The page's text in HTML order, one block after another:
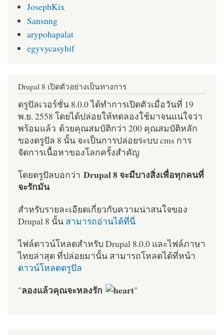
JosephKix
Sansnng
arypohapalat
egyvycasyhif
Drupal 8 เปิดตัวอย่างเป็นทางการ
ดรูปัลเวอร์ชั่น 8.0.0 ได้ทำการเปิดตัวเมื่อวันที่ 19
พ.ย. 2558 โดยได้ปล่อยให้ทดลองใช้มาจนแน่ใจว่า
พร้อมแล้ว ด้วยคุณสมบัติกว่า 200 คุณสมบัติหลัก
ของดรูปัล 8 นั้น จะเป็นการปล่อยระบบ cms การ
จัดการเนื้อหาของโลกครั้งสำคัญ
โดยดรูปัลบอกว่า Drupal 8 จะมีบางสิ่งเพื่อทุกคนที่
จะรักมัน
สำหรับรายละเอียดเกี่ยวกับความน่าสนใจของ
Drupal 8 นั้น สามารถอ่านได้ที่นี่
ไฟล์ดาวน์โหลดสำหรับ Drupal 8.0.0 และไฟล์ภาษา
ไทยล่าสุด ที่ปล่อยมานั้น สามารถโหลดได้ที่หน้า
ดาวน์โหลดดรูปัล
"ลองแล้วคุณจะหลงรัก "